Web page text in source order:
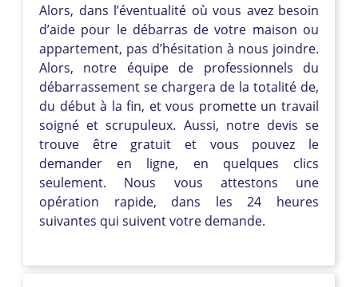
Alors, dans l’éventualité où vous avez besoin
d’aide pour le débarras de votre maison ou
appartement, pas d’hésitation à nous joindre.
Alors, notre équipe de professionnels du
débarrassement se chargera de la totalité de,
du début à la fin, et vous promette un travail
soigné et scrupuleux. Aussi, notre devis se
trouve être gratuit et vous pouvez le
demander en ligne, en quelques clics
seulement. Nous vous attestons une
opération rapide, dans les 24 heures
suivantes qui suivent votre demande.